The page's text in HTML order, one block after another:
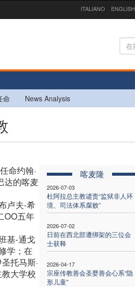
ITALIANO ENGLISH
命 News Analysis
喀麦隆
2026-07-03
杜阿拉总主教谴责“监狱非人环
境、司法体系腐败”
2026-07-02
日前在西北部遭绑架的三位会
士获释
2026-04-17
宗座传教善会圣婴善会心系“隐
形儿童”
命约翰·
达的喀麦
卢夫-希
OO五年
基-通戈
学；在
托马斯·
大学校